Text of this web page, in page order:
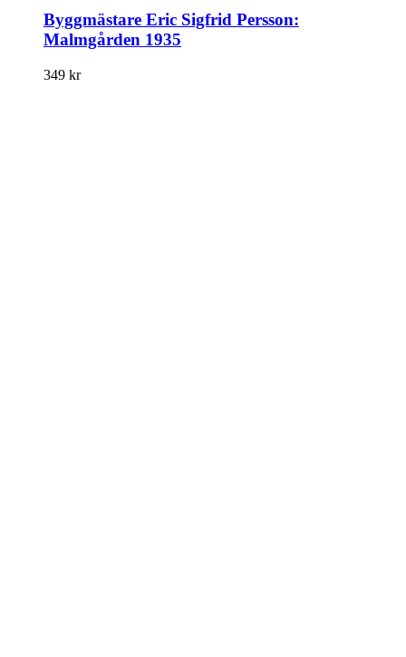
Byggmästare Eric Sigfrid Persson:
Malmgården 1935
349 kr